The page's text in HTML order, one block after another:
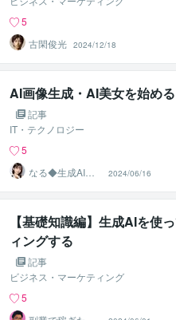
5
古閑俊光 2024/12/18
AI画像生成・AI美女を始め
記事
IT・テクノロジー
5
なる◆生成AI活
用サポート
2024/06/16
【基礎知識編】生成AIを使
ィングする
記事
ビジネス・マーケティング
5